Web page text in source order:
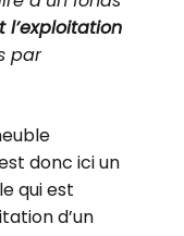
l’exploitation
par
donc ici un
qui est
d’un